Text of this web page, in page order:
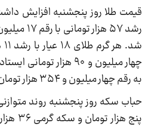
چهار میلیون و ۹۰ هزار
به رقم چهار میلیون و ۳۵۴ هزار تومان رسید.
حباب سکه روز پنجشنبه روند
پنج